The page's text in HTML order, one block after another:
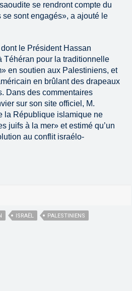
se rendront compte du
sont engagés», a ajouté le
le Président Hassan
Téhéran pour la traditionnelle
en soutien aux Palestiniens, et
en brûlant des drapeaux
Dans des commentaires
sur son site officiel, M.
la République islamique ne
juifs à la mer» et estimé qu’un
au conflit israélo-
ISRAËL
PALESTINIENS